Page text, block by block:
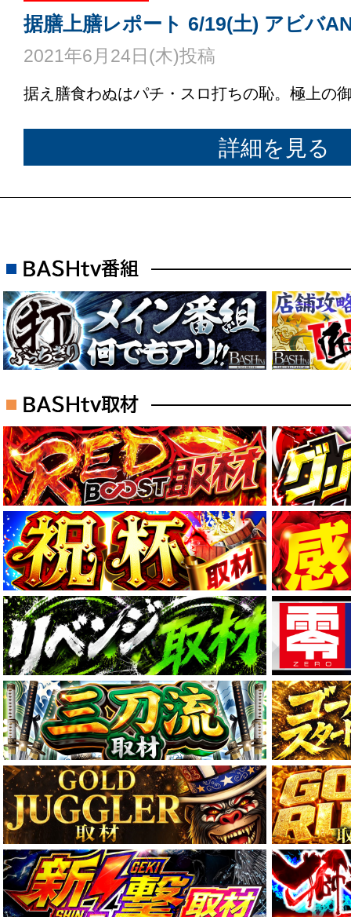
据膳上膳レポート 6/19(土) アビバ
2021年6月24日(木)投稿
据え膳食わぬはパチ・スロ打ちの恥。極上の
詳細を見る